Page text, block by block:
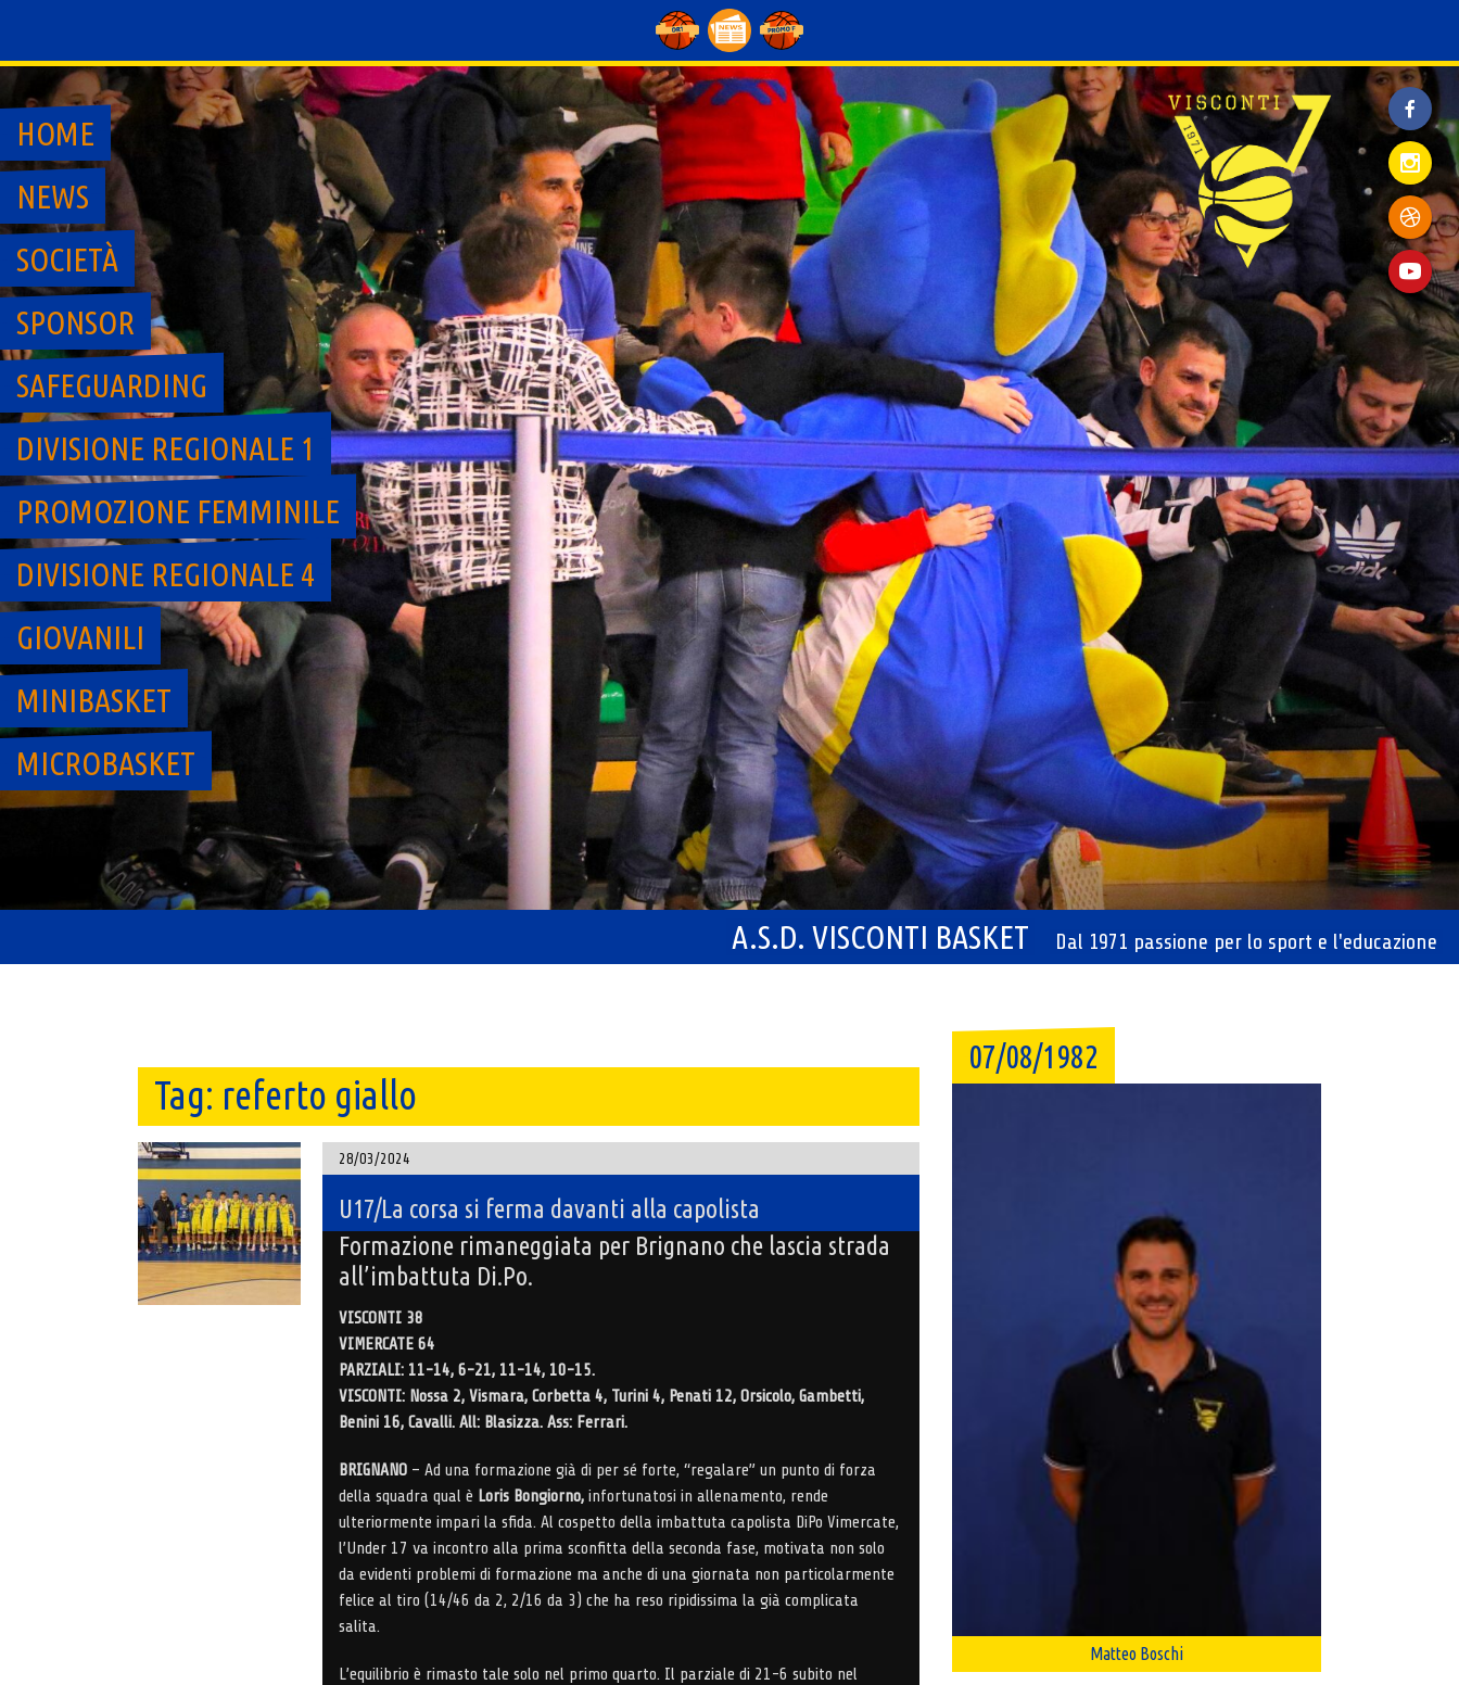
content
A.S.D. VISCONTI BASKET Dal 1971 passione per lo sport e l'educazione
HOME
NEWS
SOCIETÀ
SPONSOR
SAFEGUARDING
DIVISIONE REGIONALE 1
PROMOZIONE FEMMINILE
DIVISIONE REGIONALE 4
GIOVANILI
MINIBASKET
MICROBASKET
Tag: referto giallo
28/03/2024
U17/La corsa si ferma davanti alla capolista
Formazione rimaneggiata per Brignano che lascia strada
all’imbattuta Di.Po.
VISCONTI 38
VIMERCATE 64
PARZIALI: 11-14, 6-21, 11-14, 10-15.
VISCONTI: Nossa 2, Vismara, Corbetta 4, Turini 4, Penati 12, Orsicolo, Gambetti,
Benini 16, Cavalli. All: Blasizza. Ass: Ferrari.
BRIGNANO – Ad una formazione già di per sé forte, “regalare” un punto di forza
della squadra qual è Loris Bongiorno, infortunatosi in allenamento, rende
ulteriormente impari la sfida. Al cospetto della imbattuta capolista DiPo Vimercate,
l’Under 17 va incontro alla prima sconfitta della seconda fase, motivata non solo
da evidenti problemi di formazione ma anche di una giornata non particolarmente
felice al tiro (14/46 da 2, 2/16 da 3) che ha reso ripidissima la già complicata
salita.
L’equilibrio è rimasto tale solo nel primo quarto. Il parziale di 21-6 subito nel
07/08/1982
Matteo Boschi